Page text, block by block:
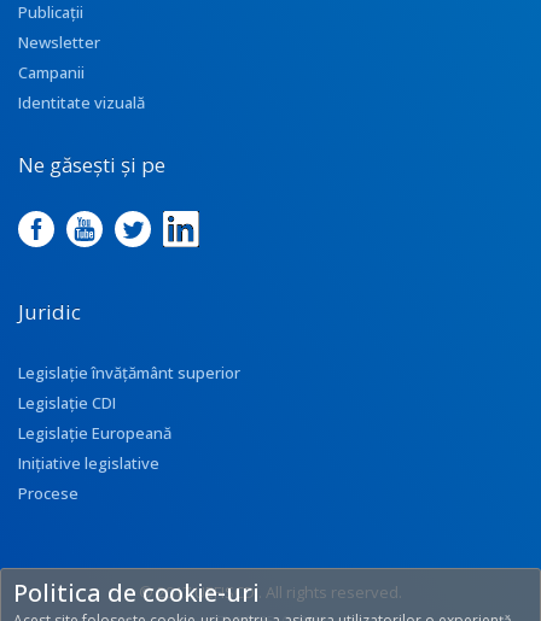
Publicații
Newsletter
Campanii
Identitate vizuală
Ne găsești și pe
Juridic
Legislație învățământ superior
Legislație CDI
Legislație Europeană
Inițiative legislative
Procese
© 2017 UEFISCDI. All rights reserved.
Politica de cookie-uri